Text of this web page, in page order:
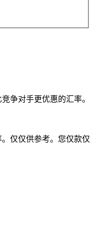
争对手更优惠的汇率。
仅仅供参考。您仅款仅